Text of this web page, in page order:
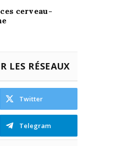
cerveau-
LES RÉSEAUX
Twitter
Telegram